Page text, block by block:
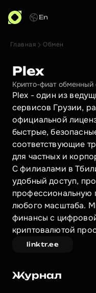
En
Главная Обмен
Plex
Крипто-фиат обменный
Plex - один из
сервисов Грузии,
официальной
быстрые,
соответствующие
для частных и
С филиалами в
удобный доступ,
профессиональную
любого масштаба.
финансы с
криптовалютой
linktr.ee
Журнал